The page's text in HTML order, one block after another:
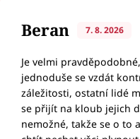
Beran 7. 8. 2026
Je velmi
jednoduše se vzdát
záležitosti, ostatní lidé
se přijít na kloub jejich
nemožné, takže se o to